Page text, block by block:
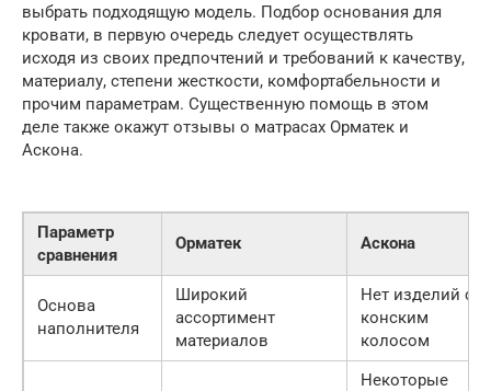
выбрать подходящую модель. Подбор основания для
кровати, в первую очередь следует осуществлять
исходя из своих предпочтений и требований к качеству,
материалу, степени жесткости, комфортабельности и
прочим параметрам. Существенную помощь в этом
деле также окажут отзывы о матрасах Орматек и
Аскона.
Параметр
сравнения
Орматек Аскона
Основа
наполнителя
Широкий
ассортимент
материалов
Нет изделий с
конским
колосом
Некоторые